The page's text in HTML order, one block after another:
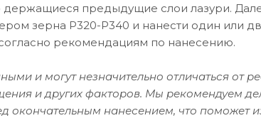
держащиеся предыдущие слои лазури.
зерна P320-Р340 и нанести один или
рекомендациям по нанесению.
и могут незначительно отличаться от
и других факторов. Мы рекомендуем
окончательным нанесением, что поможет